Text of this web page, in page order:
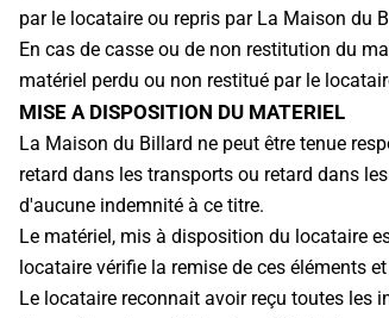
par le locataire ou repris par La Maison du
En cas de casse ou de non restitution du
matériel perdu ou non restitué par le
MISE A DISPOSITION DU MATERIEL
La Maison du Billard ne peut être tenue
retard dans les transports ou retard dans
d'aucune indemnité à ce titre.
Le matériel, mis à disposition du locataire
locataire vérifie la remise de ces éléments
Le locataire reconnait avoir reçu toutes les